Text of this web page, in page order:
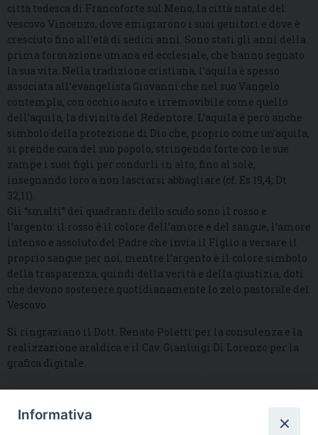
città tedesca di Francoforte sul Meno, la città natale del
vescovo Vincenzo, dove emigrarono i suoi genitori e dove è
cresciuto fino all’età di sedici anni. Sono stati gli anni della
prima formazione umana ed ecclesiale, che hanno segnato
la sua vita. Nella tradizione cristiana, l’aquila è spesso
associata all’evangelista Giovanni che nel suo Vangelo
contempla, con occhio acuto e irremovibile come quello
dell’aquila, la divinità del Redentore. L’aquila è però anche
simbolo della protezione di Dio che, proprio come un’aquila,
si prende cura del suo popolo, stringendo forte con le sue
zampe i suoi figli per condurli in alto, fino al sole,
insegnando loro a non lasciarsi abbagliare (cf. Es 19,4; Dt
32,11).
Gli “smalti” dei quadranti dello scudo sono il rosso e
l’argento: il rosso è il colore dell’amore e del sangue, l’amore
intenso e assoluto del Padre che invia il Figlio a versare il
proprio sangue per noi, mentre l’argento è il colore simbolo
della trasparenza, quindi della verità e della giustizia, doti
che devono sostenere quotidianamente lo zelo pastorale del
Vescovo.
Si ringraziano il Dott. Renato Poletti per la consulenza e la
realizzazione araldica e il Cav. Gianluigi Di Lorenzo per la
grafica digitale.
DIOCESI SUBURBICARIA DI ALBANO
Informativa